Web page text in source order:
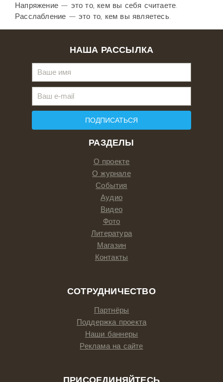
Напряжение — это то, кем вы себя считаете.
Расслабление — это то, кем вы являетесь.
РАЗДЕЛЫ
О проекте
О журнале
События
Аудио
Видео
Фото
Литература
Магазин
Контакты
СОТРУДНИЧЕСТВО
Партнёры
Поддержка проекта
Наши баннеры
Реклама на сайте
ПРИСОЕДИНЯЙТЕСЬ
НАША РАССЫЛКА
ПОДПИСАТЬСЯ